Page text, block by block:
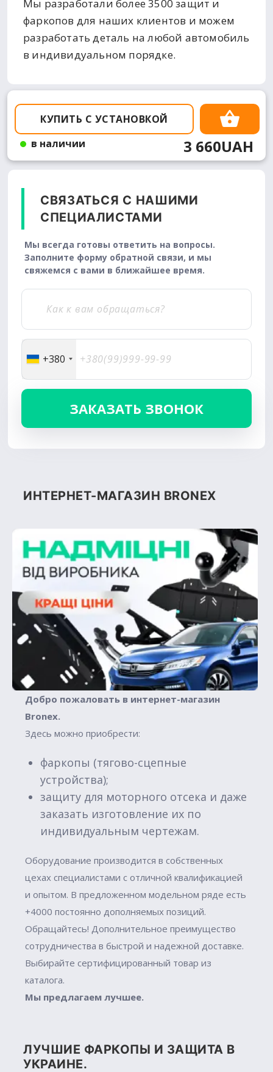
Мы разработали более 3500 защит и
фаркопов для наших клиентов и можем
разработать деталь на любой автомобиль
в индивидуальном порядке.
КУПИТЬ С УСТАНОВКОЙ
в наличии
3 660UAH
СВЯЗАТЬСЯ С НАШИМИ
СПЕЦИАЛИСТАМИ
Мы всегда готовы ответить на вопросы.
Заполните форму обратной связи, и мы
свяжемся с вами в ближайшее время.
+380
ИНТЕРНЕТ-МАГАЗИН BRONEX
Добро пожаловать в интернет-магазин
Вronex.
Здесь можно приобрести:
фаркопы (тягово-сцепные
устройства);
защиту для моторного отсека и даже
заказать изготовление их по
индивидуальным чертежам.
Оборудование производится в собственных
цехах специалистами с отличной квалификацией
и опытом. В предложенном модельном ряде есть
+4000 постоянно дополняемых позиций.
Обращайтесь! Дополнительное преимущество
сотрудничества в быстрой и надежной доставке.
Выбирайте сертифицированный товар из
каталога.
Мы предлагаем лучшее.
ЛУЧШИЕ ФАРКОПЫ И ЗАЩИТА В
УКРАИНЕ.